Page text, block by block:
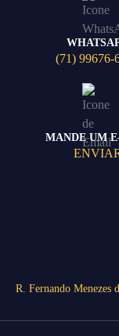
(71) 99676-
MANDE UM
R. Fernando Menezes